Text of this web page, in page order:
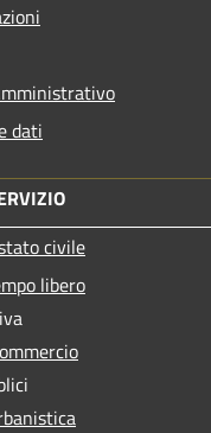
dati
civile
libero